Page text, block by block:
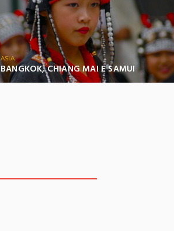
ASIA
BANGKOK, CHIANG MAI E SAMUI